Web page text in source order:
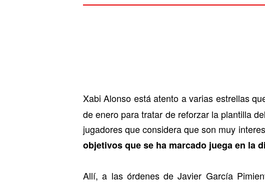
Xabi Alonso está atento a varias estrellas
de enero para tratar de reforzar la plantilla
jugadores que considera que son muy
objetivos que se ha marcado juega en la
Allí, a las órdenes de Javier García